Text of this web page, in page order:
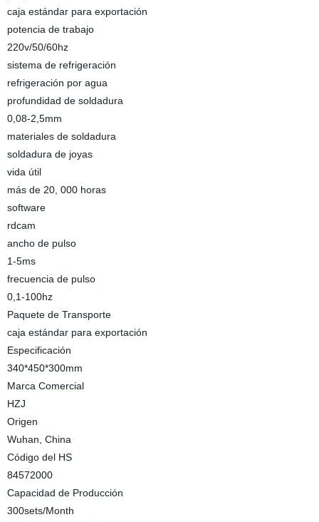
caja estándar para exportación
potencia de trabajo
220v/50/60hz
sistema de refrigeración
refrigeración por agua
profundidad de soldadura
0,08-2,5mm
materiales de soldadura
soldadura de joyas
vida útil
más de 20, 000 horas
software
rdcam
ancho de pulso
1-5ms
frecuencia de pulso
0,1-100hz
Paquete de Transporte
caja estándar para exportación
Especificación
340*450*300mm
Marca Comercial
HZJ
Origen
Wuhan, China
Código del HS
84572000
Capacidad de Producción
300sets/Month